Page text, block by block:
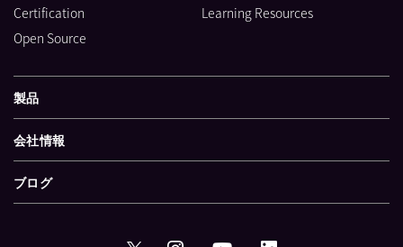
製品
Certification
Open Source
Learning Resources
会社情報
ブログ